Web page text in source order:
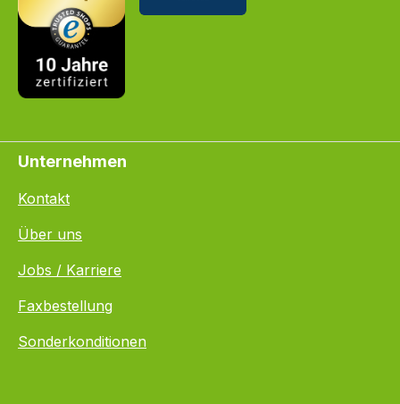
Unternehmen
Kontakt
Über uns
Jobs / Karriere
Faxbestellung
Sonderkonditionen